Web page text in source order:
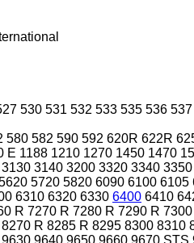
530 531 532 533 535 536 537
580 582 590 592 620R 622R
E 1188 1210 1270 1450 1470
3130 3140 3200 3320 3340 3350
5720 5820 6090 6100 6105
6310 6320 6330 6400 6410
R 7270 R 7280 R 7290 R 7300
8270 R 8285 R 8295 8300 8310
9630 9640 9650 9660 9670 STS